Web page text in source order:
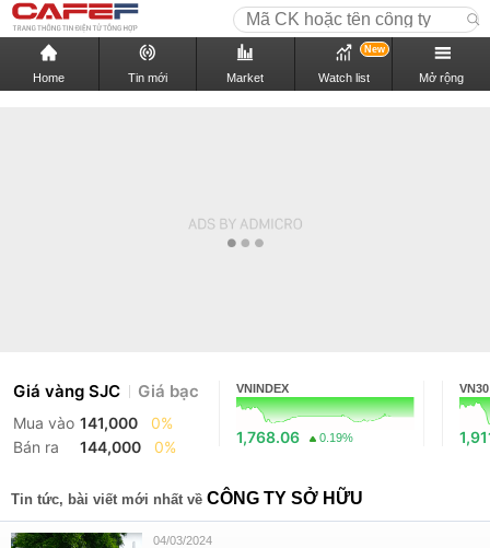
Home Tin mới Market Watch list
New
Mở rộng
Giá vàng SJC Giá bạc
Mua vào 141,000
0%
Bán ra
144,000 0%
VNINDEX
1,768.06 0.19%
VN30
Tin tức, bài viết mới nhất về CÔNG TY SỞ HỮU
04/03/2024